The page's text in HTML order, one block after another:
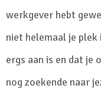
werkgever hebt
niet helemaal je
ergs aan is en dat je
nog zoekende naar